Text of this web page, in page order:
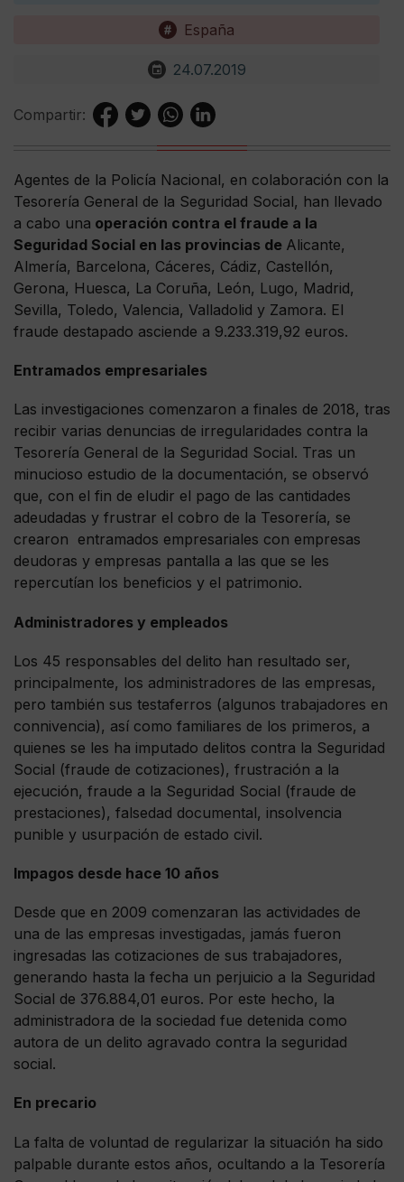
España
24.07.2019
Compartir:
Agentes de la Policía Nacional, en colaboración con la
Tesorería General de la Seguridad Social, han llevado
a cabo una operación contra el fraude a la
Seguridad Social en las provincias de Alicante,
Almería, Barcelona, Cáceres, Cádiz, Castellón,
Gerona, Huesca, La Coruña, León, Lugo, Madrid,
Sevilla, Toledo, Valencia, Valladolid y Zamora. El
fraude destapado asciende a 9.233.319,92 euros.
Entramados empresariales
Las investigaciones comenzaron a finales de 2018, tras
recibir varias denuncias de irregularidades contra la
Tesorería General de la Seguridad Social. Tras un
minucioso estudio de la documentación, se observó
que, con el fin de eludir el pago de las cantidades
adeudadas y frustrar el cobro de la Tesorería, se
crearon entramados empresariales con empresas
deudoras y empresas pantalla a las que se les
repercutían los beneficios y el patrimonio.
Administradores y empleados
Los 45 responsables del delito han resultado ser,
principalmente, los administradores de las empresas,
pero también sus testaferros (algunos trabajadores en
connivencia), así como familiares de los primeros, a
quienes se les ha imputado delitos contra la Seguridad
Social (fraude de cotizaciones), frustración a la
ejecución, fraude a la Seguridad Social (fraude de
prestaciones), falsedad documental, insolvencia
punible y usurpación de estado civil.
Impagos desde hace 10 años
Desde que en 2009 comenzaran las actividades de
una de las empresas investigadas, jamás fueron
ingresadas las cotizaciones de sus trabajadores,
generando hasta la fecha un perjuicio a la Seguridad
Social de 376.884,01 euros. Por este hecho, la
administradora de la sociedad fue detenida como
autora de un delito agravado contra la seguridad
social.
En precario
La falta de voluntad de regularizar la situación ha sido
palpable durante estos años, ocultando a la Tesorería